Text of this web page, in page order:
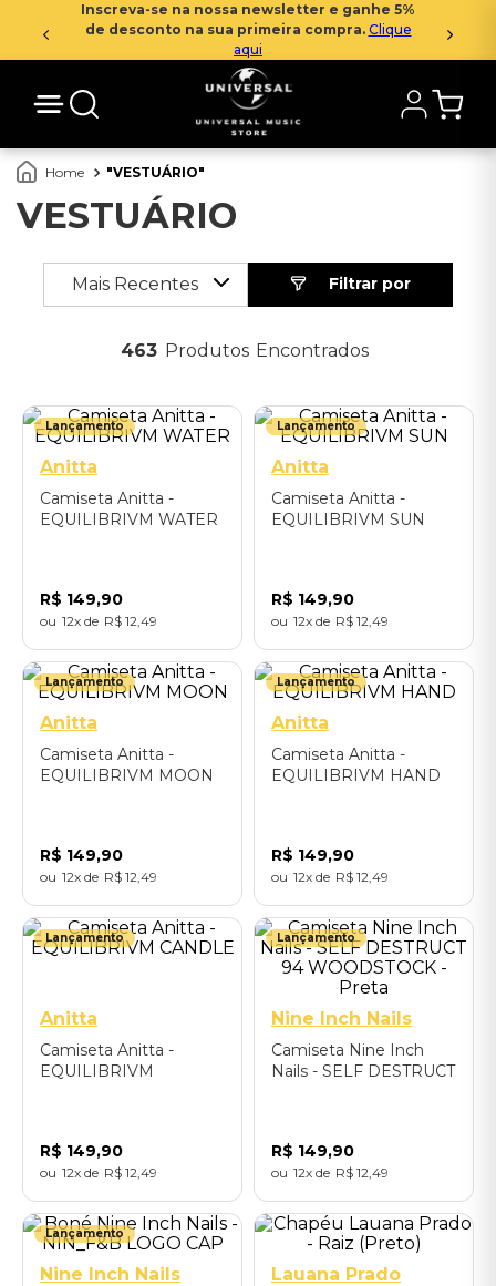
Inscreva-se na nossa newsletter e ganhe 5%
de desconto na sua primeira compra. Clique
aqui
VESTUÁRIO
VESTUÁRIO
Mais Recentes
463 Produtos
LançamentoGGG
Anitta
Camiseta Anitta -
EQUILIBRIVM WATER
R$ 149,90
12 R$ 12 49
LançamentoGGG
Anitta
Camiseta Anitta -
EQUILIBRIVM SUN
R$ 149,90
12 R$ 12 49
LançamentoGGG
Anitta
Camiseta Anitta -
EQUILIBRIVM MOON
R$ 149,90
12 R$ 12 49
LançamentoGGG
Anitta
Camiseta Anitta -
EQUILIBRIVM HAND
R$ 149,90
12 R$ 12 49
Lançamento
P M G GG
Anitta
Camiseta Anitta -
EQUILIBRIVM
R$ 149,90
12 R$ 12 49
Lançamento
P M G GG
GGG
Nine Inch Nails
Camiseta Nine Inch
Nails - SELF DESTRUCT
R$ 149,90
12 R$ 12 49
Lançamento
Nine Inch Nails
Único
Lauana Prado